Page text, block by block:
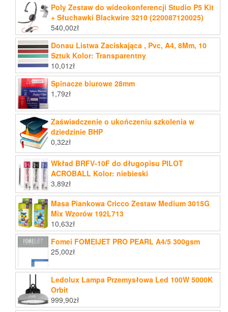
Poly Zestaw do wideokonferencji Studio P5 Kit
+ Słuchawki Blackwire 3210 (220087120025)
540,00zł
Donau Listwa Zaciskająca , Pvc, A4, 8Mm, 10
Sztuk Kolor: Transparentny
10,01zł
Spinacze biurowe 28mm
1,79zł
Zaświadczenie o ukończeniu szkolenia w
dziedzinie BHP
0,32zł
Wkład BRFV-10F do długopisu PILOT
ACROBALL Kolor: niebieski
3,89zł
Masa Piankowa Cricco Zestaw Medium 3015G
Mix Wzorów 192L713
10,63zł
Fomei FOMEIJET PRO PEARL A4/5 300gsm
25,00zł
Ledolux Lampa Przemysłowa Led 100W 5000K
Orbit
999,90zł